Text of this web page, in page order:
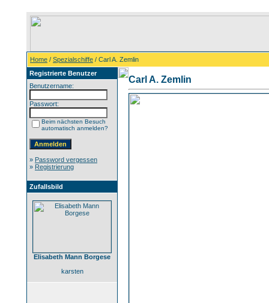
Home / Spezialschiffe / Carl A. Zemlin
Registrierte Benutzer
Benutzername:
Passwort:
Beim nächsten Besuch
automatisch anmelden?
» Password vergessen
» Registrierung
Zufallsbild
Elisabeth Mann Borgese
karsten
Carl A. Zemlin